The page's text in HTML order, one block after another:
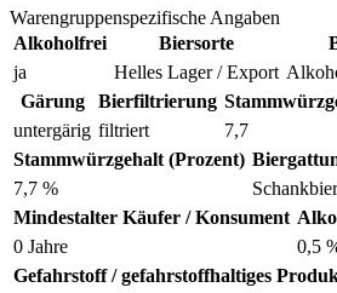
Warengruppenspezifische Angaben
Alkoholfrei
ja
Biersorte
Helles Lager / Export
Gärung
untergärig
Bierfiltrierung
filtriert
7,7
Stammwürzgehalt (Prozent)
7,7 %
Schankbier
Mindestalter Käufer / Konsument
0 Jahre
0,5
Gefahrstoff / gefahrstoffhaltiges